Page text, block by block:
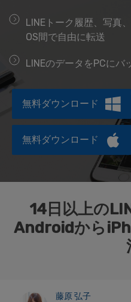
アプリ製品
新製品
もっと見る
製品活用
ヘルプセンター
トピック
データ転送
データ管理
スマホ保護
検索
LINEトーク履歴、写真
OS間で自由に転送
LINEのデータをPCにバ
無料ダウンロード
無料ダウンロード
14日以上の
Androidから
藤原 弘子